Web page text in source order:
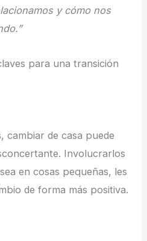
y cómo nos
para una transición
cambiar de casa puede
Involucrarlos
en cosas pequeñas, les
de forma más positiva.